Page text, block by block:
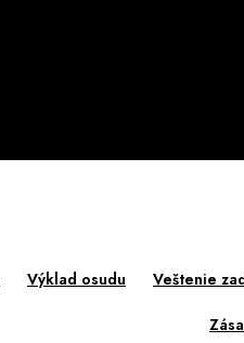
Výklad osudu Veštenie